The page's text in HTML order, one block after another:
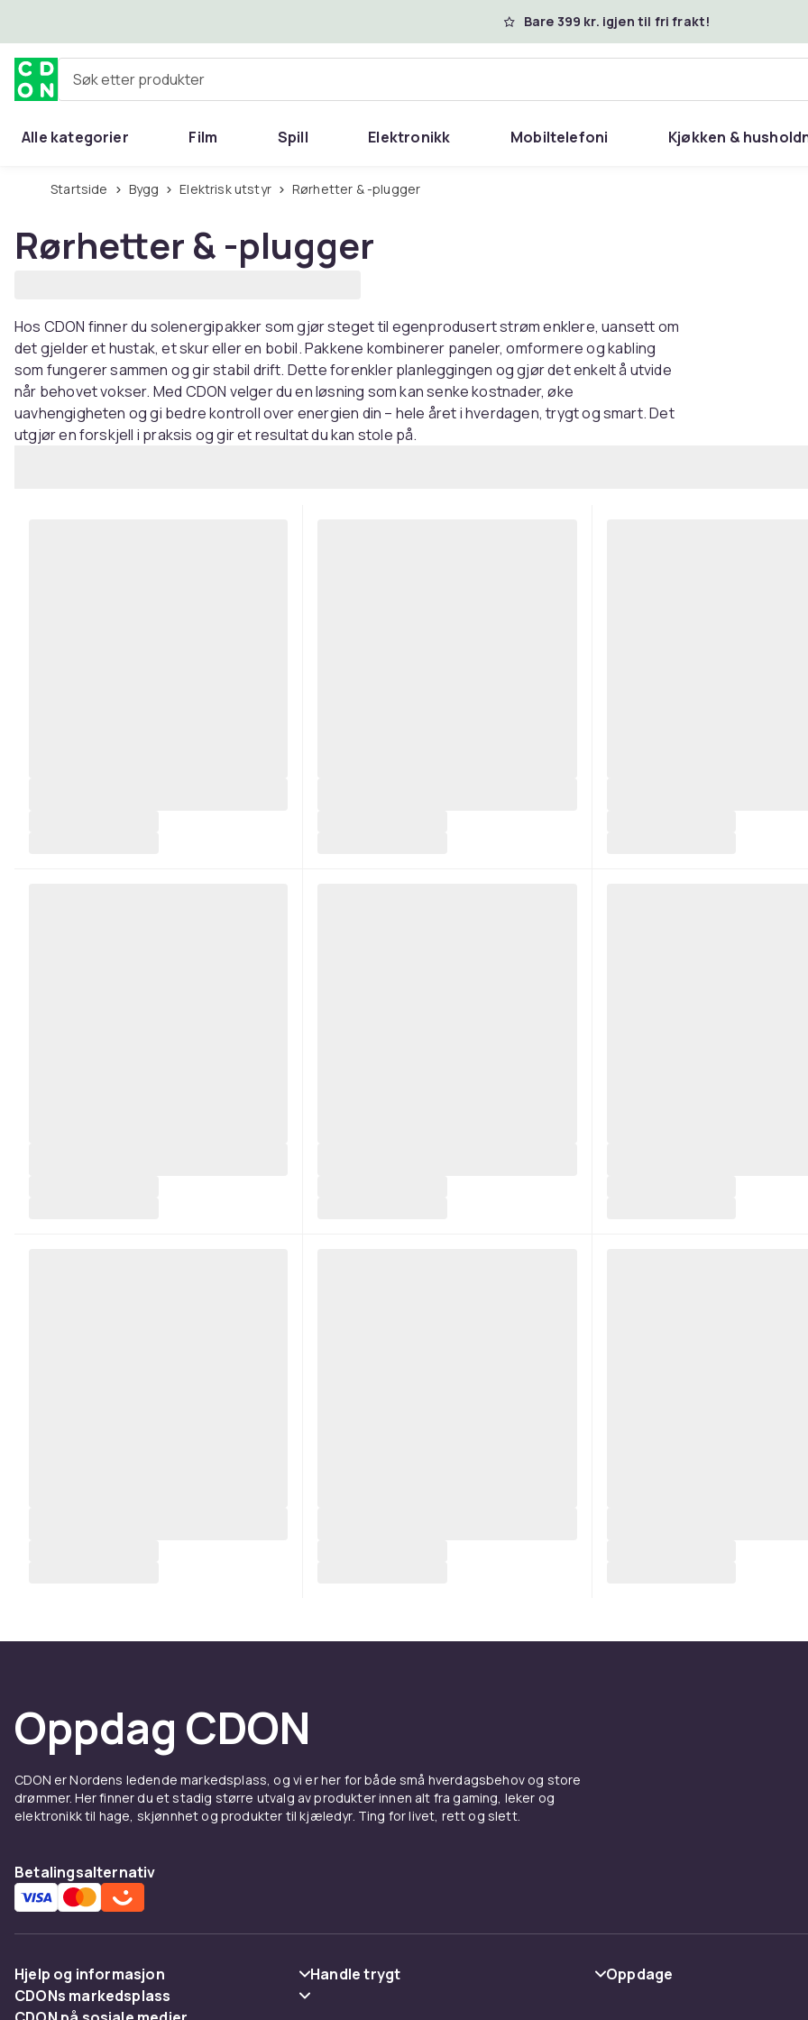
Bare 399 kr. igjen til fri frakt!
Søk etter produkter
Alle kategorier Film Spill Elektronikk Mobiltelefoni Kjøkken &
Startside Bygg Elektrisk utstyr Rørhetter & -plugger
Rørhetter & -plugger
Hos CDON finner du solenergipakker som gjør steget til egenprodusert strøm enklere, uansett om
det gjelder et hustak, et skur eller en bobil. Pakkene kombinerer paneler, omformere og kabling
som fungerer sammen og gir stabil drift. Dette forenkler planleggingen og gjør det enkelt å utvide
når behovet vokser. Med CDON velger du en løsning som kan senke kostnader, øke
uavhengigheten og gi bedre kontroll over energien din – hele året i hverdagen, trygt og smart. Det
utgjør en forskjell i praksis og gir et resultat du kan stole på.
Oppdag CDON
CDON er Nordens ledende markedsplass, og vi er her for både små hverdagsbehov og store
drømmer. Her finner du et stadig større utvalg av produkter innen alt fra gaming, leker og
elektronikk til hage, skjønnhet og produkter til kjæledyr. Ting for livet, rett og slett.
Betalingsalternativ
Hjelp og informasjon
Vanlige spørsmål
Handle trygt
Oppdage
CDONs markedsplass